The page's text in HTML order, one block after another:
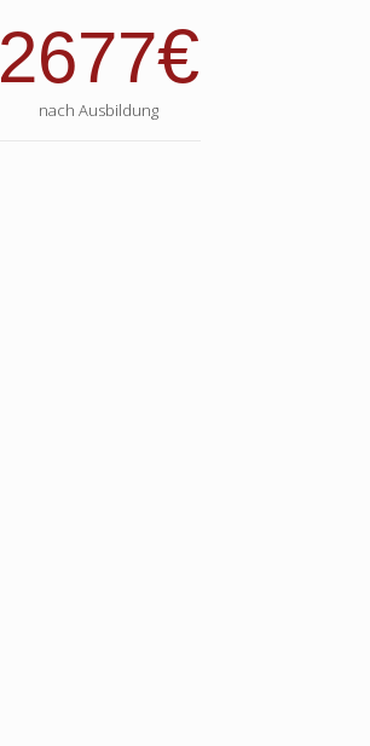
2677€
nach Ausbildung